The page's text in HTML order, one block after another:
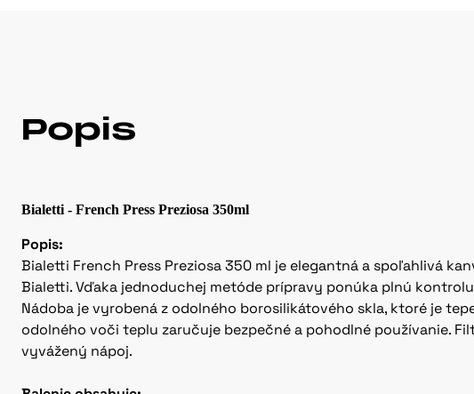
Popis
Bialetti - French Press Preziosa 350ml
Popis:
Bialetti French Press Preziosa 350 ml je elegantná a spoľahlivá
Bialetti. Vďaka jednoduchej metóde prípravy ponúka plnú
Nádoba je vyrobená z odolného borosilikátového skla, ktoré je
odolného voči teplu zaručuje bezpečné a pohodlné používanie.
vyvážený nápoj.